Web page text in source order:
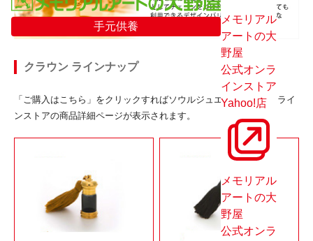
手元供養
メモリアル
アートの大
野屋
公式オンラ
インストア
Yahoo!店
メモリアル
アートの大
野屋
公式オンラ
クラウン ラインナップ
「ご購入はこちら」をクリックすればソウルジュエリー公式オンライ
ンストアの商品詳細ページが表示されます。